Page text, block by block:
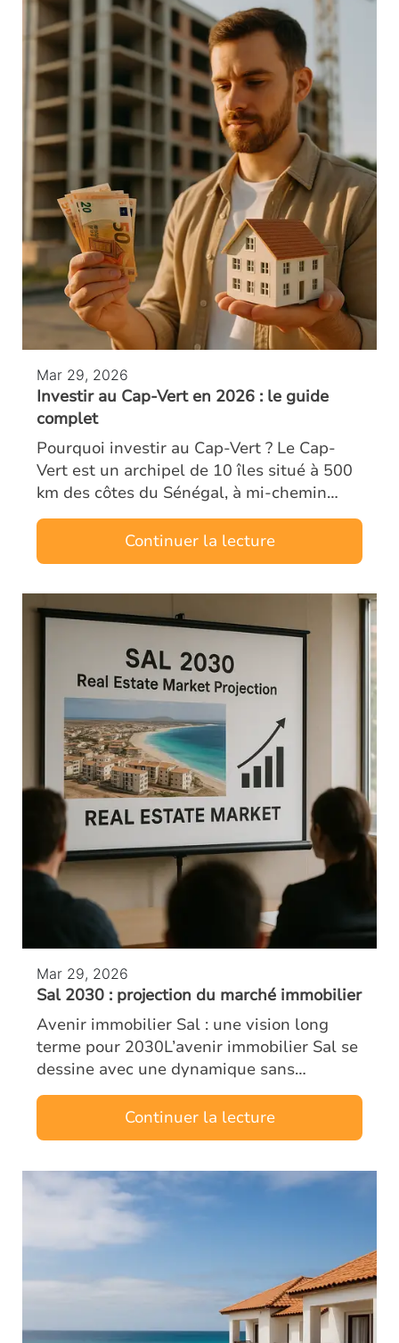
Mar 29, 2026
Investir au Cap-Vert en 2026 : le guide
complet
Pourquoi investir au Cap-Vert ? Le Cap-
Vert est un archipel de 10 îles situé à 500
km des côtes du Sénégal, à mi-chemin
entre l’Europe et le Brésil. Ancien territoire
portugais, le pays bénéficie d’un…
Continuer la lecture
Mar 29, 2026
Sal 2030 : projection du marché immobilier
Avenir immobilier Sal : une vision long
terme pour 2030L’avenir immobilier Sal se
dessine avec une dynamique sans
précédent. Dès aujourd’hui, investisseurs
et analystes observent une transformation
pr…
Continuer la lecture